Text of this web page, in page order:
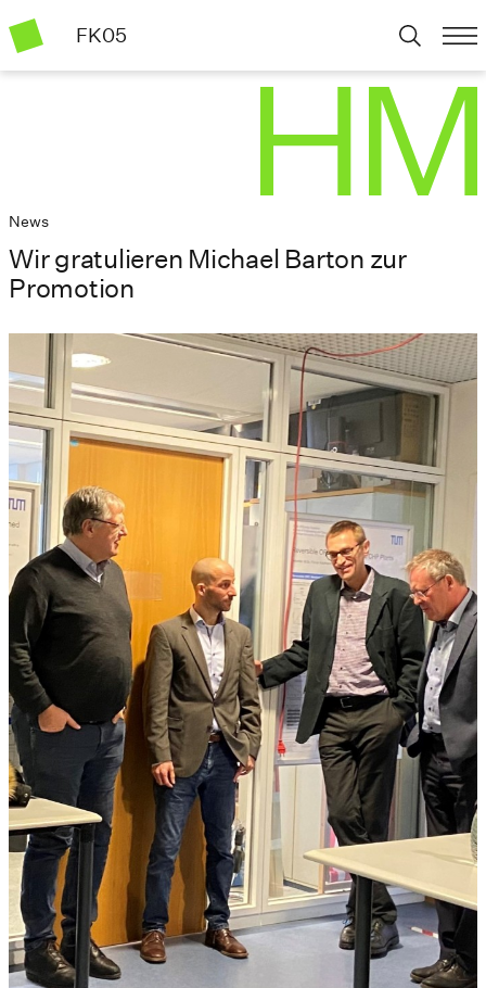
FK05
News
Wir gratulieren Michael Barton zur
Promotion